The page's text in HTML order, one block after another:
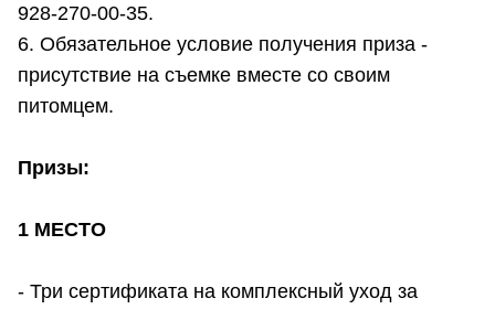
928-270-00-35.
6. Обязательное условие получения приза -
присутствие на съемке вместе со своим
питомцем.
Призы:
1 МЕСТО
- Три сертификата на комплексный уход за